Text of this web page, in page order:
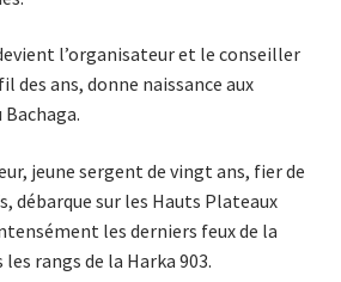
l’organisateur et le conseiller
des ans, donne naissance aux
jeune sergent de vingt ans, fier de
débarque sur les Hauts Plateaux
les derniers feux de la
les rangs de la Harka 903.